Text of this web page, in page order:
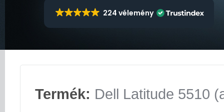
224 vélemény
Termék: Dell Latitude 5510